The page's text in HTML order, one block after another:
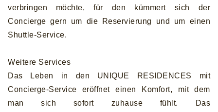
verbringen möchte, für den kümmert sich der
Concierge gern um die Reservierung und um einen
Shuttle-Service.
Weitere Services
Das Leben in den UNIQUE RESIDENCES mit
Concierge-Service eröffnet einen Komfort, mit dem
man sich sofort zuhause fühlt. Das